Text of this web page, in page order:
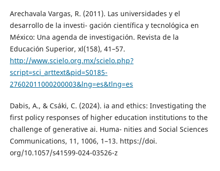
Arechavala Vargas, R. (2011). Las universidades y el
desarrollo de la investi- gación científica y tecnológica en
México: Una agenda de investigación. Revista de la
Educación Superior, xl(158), 41–57.
http://www.scielo.org.mx/scielo.php?
script=sci_arttext&pid=S0185-
27602011000200003&lng=es&tlng=es
Dabis, A., & Csáki, C. (2024). ia and ethics: Investigating the
first policy responses of higher education institutions to the
challenge of generative ai. Huma- nities and Social Sciences
Communications, 11, 1006, 1–13. https://doi.
org/10.1057/s41599-024-03526-z